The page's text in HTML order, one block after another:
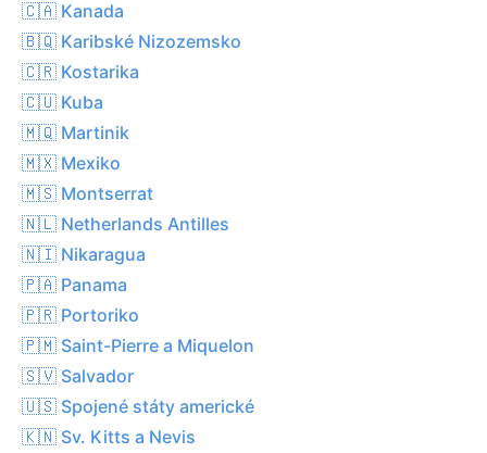
🇨🇦 Kanada
🇧🇶 Karibské Nizozemsko
🇨🇷 Kostarika
🇨🇺 Kuba
🇲🇶 Martinik
🇲🇽 Mexiko
🇲🇸 Montserrat
🇳🇱 Netherlands Antilles
🇳🇮 Nikaragua
🇵🇦 Panama
🇵🇷 Portoriko
🇵🇲 Saint-Pierre a Miquelon
🇸🇻 Salvador
🇺🇸 Spojené státy americké
🇰🇳 Sv. Kitts a Nevis